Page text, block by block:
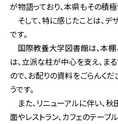
が物語っており、本県もその積
そして、特に感じたことは、
です。
国際教養大学図書館は、本棚
は、立派な柱が中心を支え、ま
ので、お配りの資料をごらんく
うです。
また、リニューアルに伴い、
面やレストラン、カフェのテー